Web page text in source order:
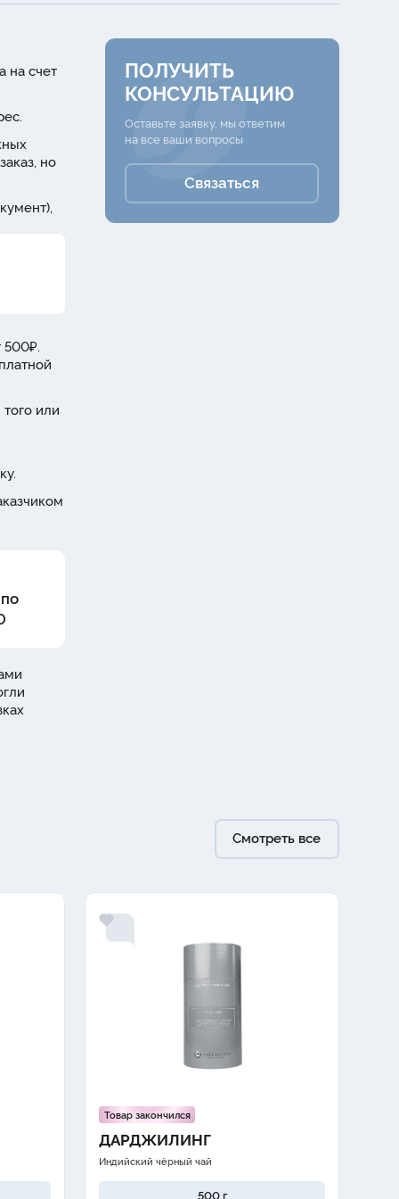
на счет
но
500₽.
или
ПОЛУЧИТЬ
КОНСУЛЬТАЦИЮ
Оставьте заявку, мы ответим
на все ваши вопросы
Связаться
Смотреть все
Товар закончился
ДАРДЖИЛИНГ
Индийский чёрный чай
500 г